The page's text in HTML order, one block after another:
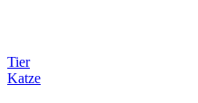
Tier
Katze